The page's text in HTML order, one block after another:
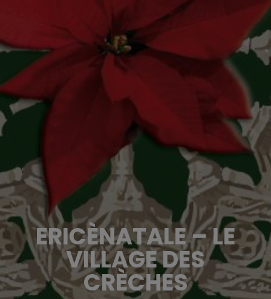
ERICÈNATALE – LE
VILLAGE DES
CRÈCHES